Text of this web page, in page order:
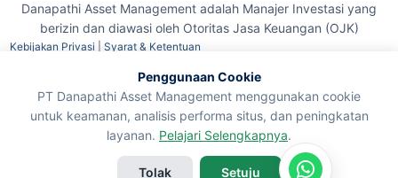
Danapathi Asset Management adalah Manajer Investasi yang
berizin dan diawasi oleh Otoritas Jasa Keuangan (OJK)
Kebijakan Privasi Syarat & Ketentuan
© 2026Danapathi Asset Management
Penggunaan Cookie
PT Danapathi Asset Management menggunakan cookie
untuk keamanan, analisis performa situs, dan peningkatan
layanan. Pelajari Selengkapnya.
Tolak Setuju